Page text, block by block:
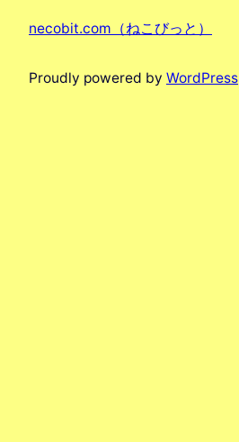
necobit.com（ねこびっと）
Proudly powered by WordPress